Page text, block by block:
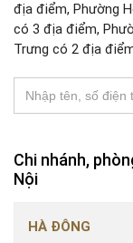
địa điểm, Phường
có 3 địa điểm,
Trưng có 2 địa
Chi nhánh,
Nội
HÀ ĐÔNG